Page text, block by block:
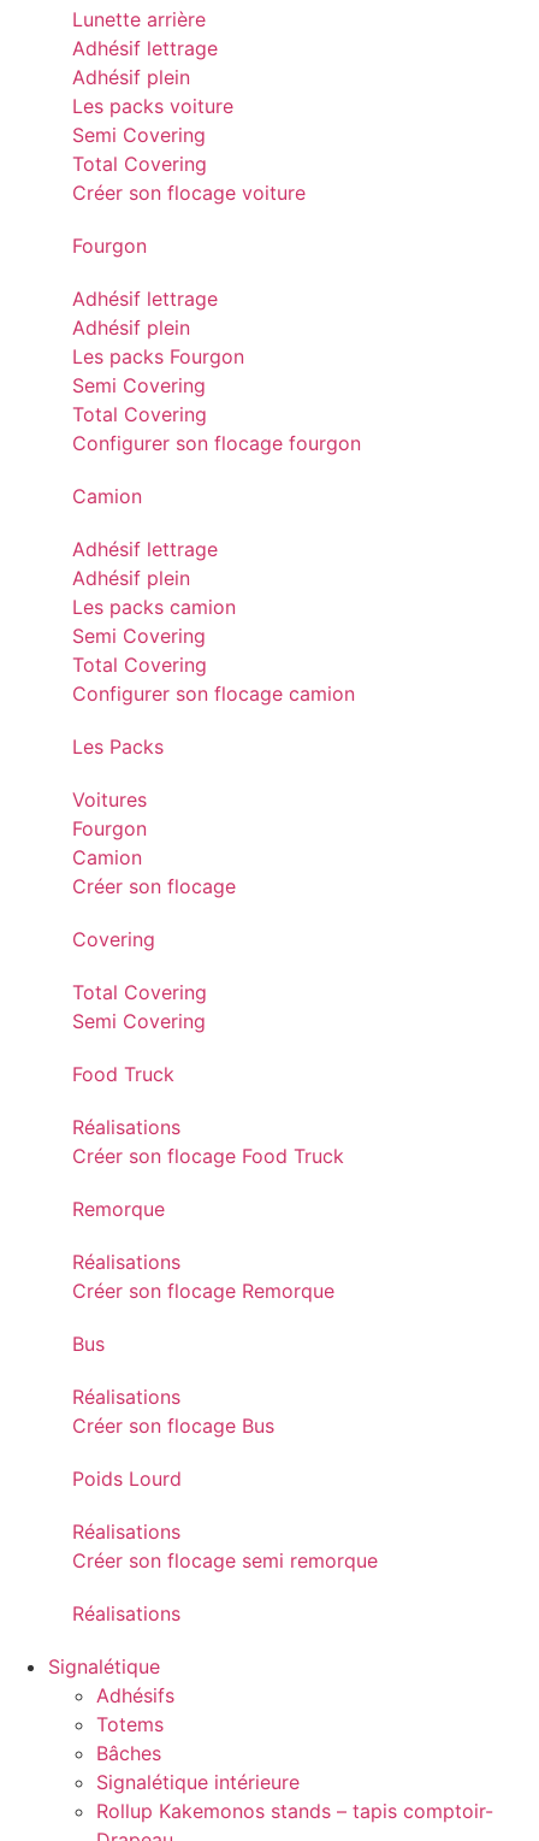
Lunette arrière
Adhésif lettrage
Adhésif plein
Les packs voiture
Semi Covering
Total Covering
Créer son flocage voiture
Fourgon
Adhésif lettrage
Adhésif plein
Les packs Fourgon
Semi Covering
Total Covering
Configurer son flocage fourgon
Camion
Adhésif lettrage
Adhésif plein
Les packs camion
Semi Covering
Total Covering
Configurer son flocage camion
Les Packs
Voitures
Fourgon
Camion
Créer son flocage
Covering
Total Covering
Semi Covering
Food Truck
Réalisations
Créer son flocage Food Truck
Remorque
Réalisations
Créer son flocage Remorque
Bus
Réalisations
Créer son flocage Bus
Poids Lourd
Réalisations
Créer son flocage semi remorque
Réalisations
Signalétique
Adhésifs
Totems
Bâches
Signalétique intérieure
Rollup Kakemonos stands – tapis comptoir-